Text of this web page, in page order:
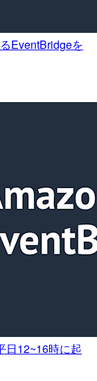
EventBridgeを
日12~16時に起